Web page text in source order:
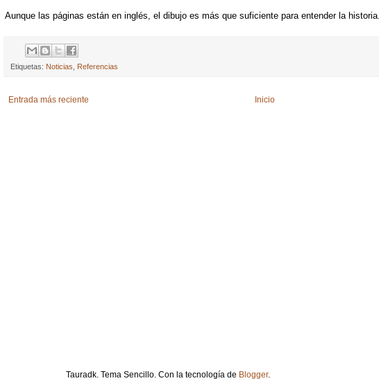
Aunque las páginas están en inglés, el dibujo es más que suficiente para entender la
Etiquetas: Noticias Referencias
Entrada más reciente Inicio
Tauradk. Tema Sencillo. Con la tecnología de Blogger.